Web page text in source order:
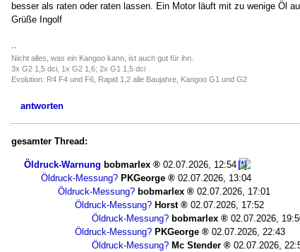
besser als raten oder raten lassen. Ein Motor läuft mit zu wenige Öl
Grüße Ingolf
--
Nicht alles, was ein Kangoo kann, ist auch gut für ihn.
3x G2 1,5 dci, 1x G2 1,6; 2x G1 1,5 dci
Evolution: R4 F4 und F6, Rapid 1,2 alle Baujahre, Kangoo G1 und G2
antworten
gesamter Thread:
Öldruck-Warnung bobmarlex
02.07.2026, 12:54
Öldruck-Messung? PKGeorge
02.07.2026, 13:04
Öldruck-Messung? bobmarlex
02.07.2026, 17:01
Öldruck-Messung? Horst
02.07.2026, 17:52
Öldruck-Messung? bobmarlex
02.07.2026,
Öldruck-Messung? PKGeorge
02.07.2026, 22:43
Öldruck-Messung? Mc Stender
02.07.2026,